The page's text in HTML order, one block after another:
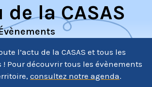
de la CASAS
l’actu de la CASAS et tous les
Pour découvrir tous les évènements
consultez notre agenda.